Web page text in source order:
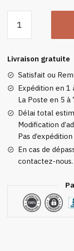
Poncho
Polaire
Géant
Bleu
Azur
À
Capuche
Poches
Livraison gratuite
Satisfait ou
Expédition en 1
La Poste en 5 à
Délai total
Modification
Pas
En cas de
contactez-nous.